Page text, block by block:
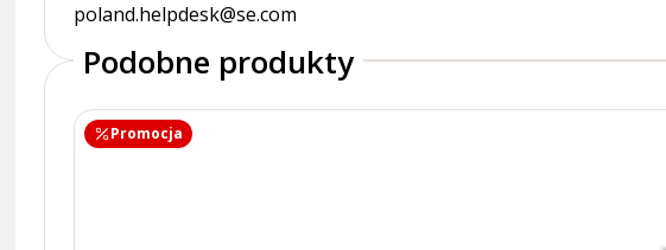
poland.helpdesk@se.com
Podobne produkty
Promocja